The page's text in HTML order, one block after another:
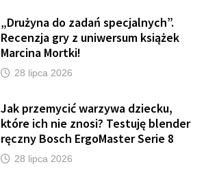
„Drużyna do zadań specjalnych”.
Recenzja gry z uniwersum książek
Marcina Mortki!
28 lipca 2026
Jak przemycić warzywa dziecku,
które ich nie znosi? Testuję blender
ręczny Bosch ErgoMaster Serie 8
28 lipca 2026